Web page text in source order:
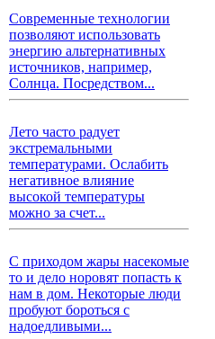
Современные технологии
позволяют использовать
энергию альтернативных
источников, например,
Солнца. Посредством...
Лето часто радует
экстремальными
температурами. Ослабить
негативное влияние
высокой температуры
можно за счет...
С приходом жары насекомые
то и дело норовят попасть к
нам в дом. Некоторые люди
пробуют бороться с
надоедливыми...